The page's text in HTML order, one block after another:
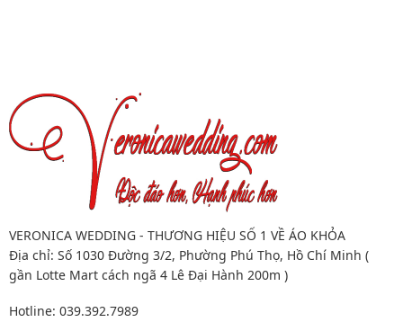
VERONICA WEDDING - THƯƠNG HIỆU SỐ 1 VỀ ÁO KHỎA
Địa chỉ: Số 1030 Đường 3/2, Phường Phú Thọ, Hồ Chí Minh (
gần Lotte Mart cách ngã 4 Lê Đại Hành 200m )
Hotline: 039.392.7989